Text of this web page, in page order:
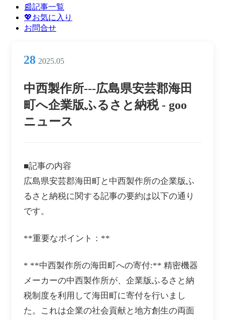
📰記事一覧
💖お気に入り
お問合せ
28 2025.05
中西製作所---広島県安芸郡海田
町へ企業版ふるさと納税 - goo
ニュース
■記事の内容
広島県安芸郡海田町と中西製作所の企業版ふ
るさと納税に関する記事の要約は以下の通り
です。
**重要なポイント：**
* **中西製作所の海田町への寄付:** 精密機器
メーカーの中西製作所が、企業版ふるさと納
税制度を利用して海田町に寄付を行いまし
た。これは企業の社会貢献と地方創生の両面